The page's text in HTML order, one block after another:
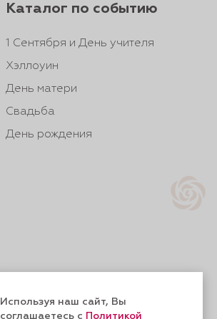
Каталог по событию
1 Сентября и День учителя
Хэллоуин
День матери
Свадьба
День рождения
Используя наш сайт, Вы
соглашаетесь с Политикой